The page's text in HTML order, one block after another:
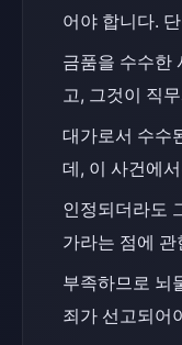
어야 합니다.
금품을 수수한
고, 그것이 직
대가로서 수수
데, 이 사건에
인정되더라도
가라는 점에 관
부족하므로 뇌
죄가 선고되어